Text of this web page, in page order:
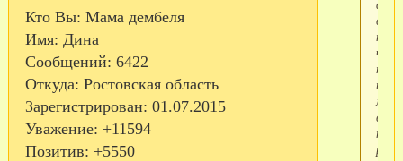
Кто Вы: Мама дембеля
Имя: Дина
Сообщений: 6422
Откуда: Ростовская область
Зарегистрирован: 01.07.2015
Уважение: +11594
Позитив: +5550
или